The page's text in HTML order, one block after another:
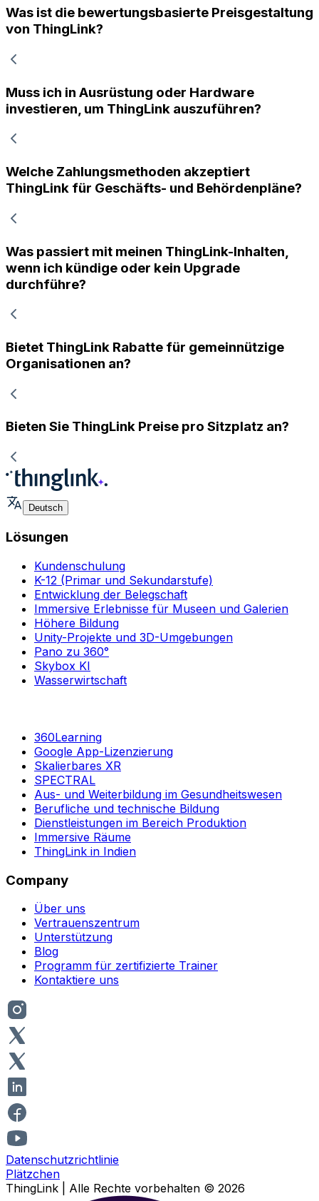
Was ist die bewertungsbasierte Preisgestaltung
von ThingLink?
Muss ich in Ausrüstung oder Hardware
investieren, um ThingLink auszuführen?
Welche Zahlungsmethoden akzeptiert
ThingLink für Geschäfts- und Behördenpläne?
Was passiert mit meinen ThingLink-Inhalten,
wenn ich kündige oder kein Upgrade
durchführe?
Bietet ThingLink Rabatte für gemeinnützige
Organisationen an?
Bieten Sie ThingLink Preise pro Sitzplatz an?
Deutsch
Lösungen
Kundenschulung
K-12 (Primar und Sekundarstufe)
Entwicklung der Belegschaft
Immersive Erlebnisse für Museen und Galerien
Höhere Bildung
Unity-Projekte und 3D-Umgebungen
Pano zu 360°
Skybox KI
Wasserwirtschaft
360Learning
Google App-Lizenzierung
Skalierbares XR
SPECTRAL
Aus- und Weiterbildung im Gesundheitswesen
Berufliche und technische Bildung
Dienstleistungen im Bereich Produktion
Immersive Räume
ThingLink in Indien
Company
Über uns
Vertrauenszentrum
Unterstützung
Blog
Programm für zertifizierte Trainer
Kontaktiere uns
Datenschutzrichtlinie
Plätzchen
ThingLink | Alle Rechte vorbehalten © 2026